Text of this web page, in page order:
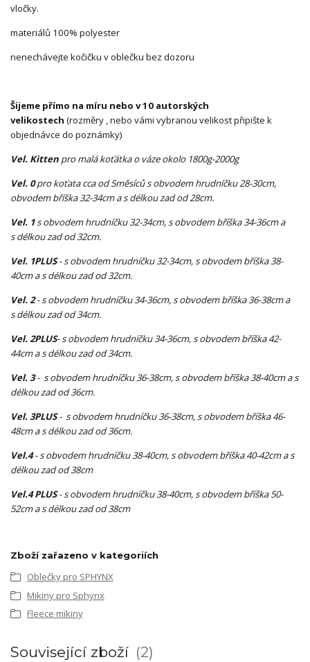
vločky.
materiálů 100% polyester
nenechávejte kočičku v oblečku bez dozoru
Šijeme přímo na míru nebo v 10 autorských
velikostech (rozměry , nebo vámi vybranou velikost připište k
objednávce do poznámky)
Vel. Kitten pro malá koťátka o váze okolo 1800g-2000g
Vel. 0pro koťata cca od 5měsíců s obvodem hrudníčku 28-30cm,
obvodem bříška 32-34cm a s délkou zad od 28cm.
Vel. 1s obvodem hrudníčku 32-34cm, s obvodem bříška 34-36cm a
s délkou zad od 32cm.
Vel. 1PLUS- s obvodem hrudníčku 32-34cm, s obvodem bříška 38-
40cm a s délkou zad od 32cm.
Vel. 2- s obvodem hrudníčku 34-36cm, s obvodem bříška 36-38cm a
s délkou zad od 34cm.
Vel. 2PLUS- s obvodem hrudníčku 34-36cm, s obvodem bříška 42-
44cm a s délkou zad od 34cm.
Vel. 3- s obvodem hrudníčku 36-38cm, s obvodem bříška 38-40cm a s
délkou zad od 36cm.
Vel. 3PLUS- s obvodem hrudníčku 36-38cm, s obvodem bříška 46-
48cm a s délkou zad od 36cm.
Vel.4- s obvodem hrudníčku 38-40cm, s obvodem bříška 40-42cm a s
délkou zad od 38cm
Vel.4 PLUS- s obvodem hrudníčku 38-40cm, s obvodem bříška 50-
52cm a s délkou zad od 38cm
Zboží zařazeno v kategoriích
Oblečky pro SPHYNX
Mikiny pro Sphynx
Fleece mikiny
Související zboží 2